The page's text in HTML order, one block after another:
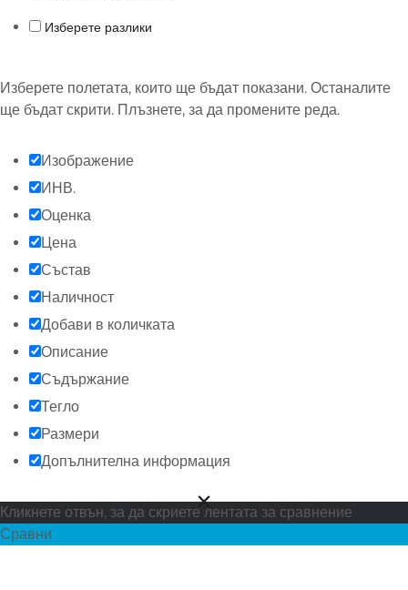
Изберете разлики
Изберете полетата, които ще бъдат показани. Останалите
ще бъдат скрити. Плъзнете, за да промените реда.
Изображение
ИНВ.
Оценка
Цена
Състав
Наличност
Добави в количката
Описание
Съдържание
Тегло
Размери
Допълнителна информация
Кликнете отвън, за да скриете лентата за сравнение
Сравни